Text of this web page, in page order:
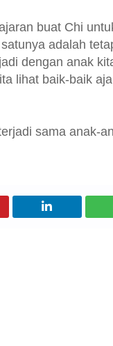
buat Chi
adalah
dengan anak
lihat baik-baik
sama anak-